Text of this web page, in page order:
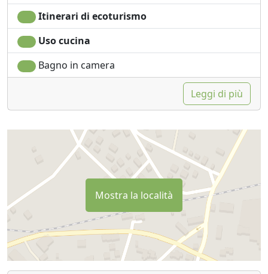
Itinerari di ecoturismo
Uso cucina
Bagno in camera
Leggi di più
Mostra la località